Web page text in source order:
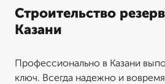
Строительство
Казани
Профессионально в Казани
ключ. Всегда надежно и